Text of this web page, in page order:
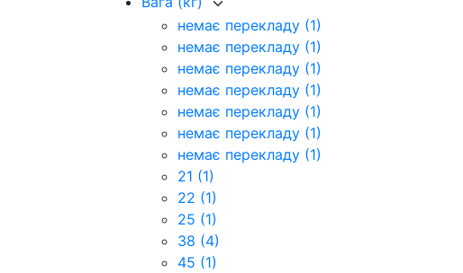
немає перекладу (1)
немає перекладу (1)
немає перекладу (1)
немає перекладу (1)
немає перекладу (1)
немає перекладу (1)
немає перекладу (1)
21 (1)
22 (1)
25 (1)
38 (4)
45 (1)